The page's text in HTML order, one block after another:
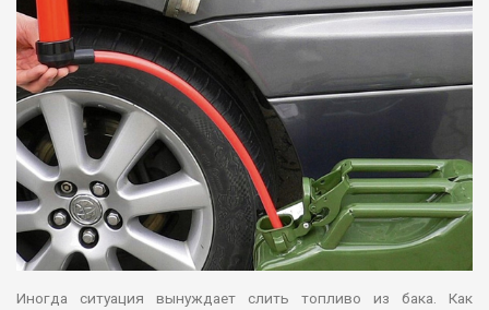
Иногда ситуация вынуждает слить топливо из бака. Как